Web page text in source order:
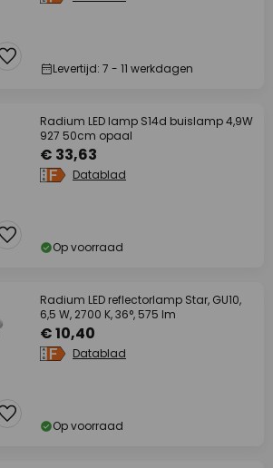
Levertijd: 7 - 11 werkdagen
Radium LED lamp S14d buislamp 4,9W
927 50cm opaal
€ 33,63
Datablad
Op voorraad
Radium LED reflectorlamp Star, GU10,
6,5 W, 2700 K, 36°, 575 lm
€ 10,40
Datablad
Op voorraad